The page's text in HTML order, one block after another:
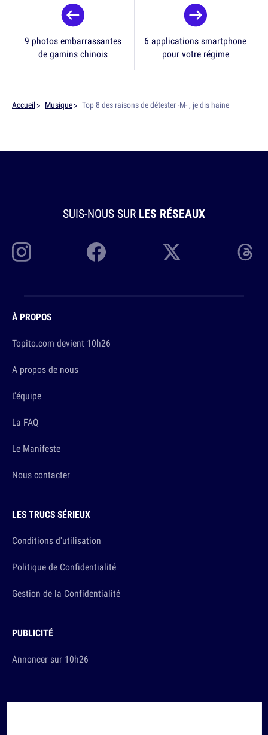
9 photos embarrassantes
de gamins chinois
6 applications smartphone
pour votre régime
Accueil Musique Top 8 des raisons de détester -M- , je dis haine
SUIS-NOUS SUR LES RÉSEAUX
À PROPOS
Topito.com devient 10h26
A propos de nous
L'équipe
La FAQ
Le Manifeste
Nous contacter
LES TRUCS SÉRIEUX
Conditions d'utilisation
Politique de Confidentialité
Gestion de la Confidentialité
PUBLICITÉ
Annoncer sur 10h26